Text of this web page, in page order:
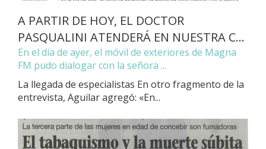
A PARTIR DE HOY, EL DOCTOR
PASQUALINI ATENDERÁ EN NUESTRA C...
En el día de ayer, el móvil de exteriores de Magna
FM pudo dialogar con la señora ...
La llegada de especialistas En otro fragmento de la
entrevista, Aguilar agregó: «En...